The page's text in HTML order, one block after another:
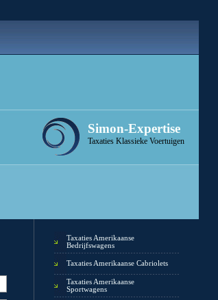
Simon-Expertise
Taxaties Klassieke Voertuigen
Taxaties Amerikaanse
Bedrijfswagens
Taxaties Amerikaanse Cabriolets
Taxaties Amerikaanse
Sportwagens